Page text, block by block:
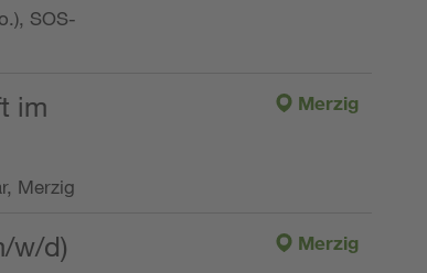
SOS-
im
Merzig
Merzig
w/d)
Merzig